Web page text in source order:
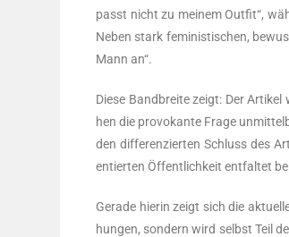
passt nicht zu mei­nem Out­fit“,
Neben stark femi­nis­ti­schen,
Mann an“.
Die­se Band­brei­te zeigt: Der
hen die pro­vo­kan­te Fra­ge
den dif­fe­ren­zier­ten Schluss des
en­tier­ten Öffent­lich­keit ent­fal­tet
Gera­de hier­in zeigt sich die
hun­gen, son­dern wird selbst Teil